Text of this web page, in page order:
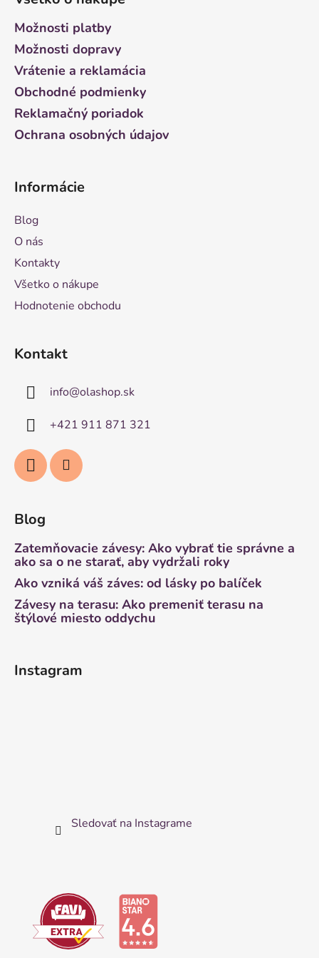
Možnosti platby
Možnosti dopravy
Vrátenie a reklamácia
Obchodné podmienky
Reklamačný poriadok
Ochrana osobných údajov
Informácie
Blog
O nás
Kontakty
Všetko o nákupe
Hodnotenie obchodu
Kontakt
info@olashop.sk
+421 911 871 321
Blog
Zatemňovacie závesy: Ako vybrať tie správne a
ako sa o ne starať, aby vydržali roky
Ako vzniká váš záves: od lásky po balíček
Závesy na terasu: Ako premeniť terasu na
štýlové miesto oddychu
Instagram
Sledovať na Instagrame